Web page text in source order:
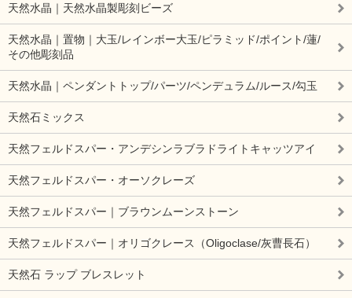
天然水晶｜天然水晶製彫刻ビーズ
天然水晶｜置物｜大玉/レインボー大玉/ピラミッド/ポイント/蓮/
その他彫刻品
天然水晶｜ペンダントトップ/パーツ/ペンデュラム/ルース/勾玉
天然石ミックス
天然フェルドスパー・アンデシンラブラドライトキャッツアイ
天然フェルドスパー・オーソクレーズ
天然フェルドスパー｜ブラウンムーンストーン
天然フェルドスパー｜オリゴクレース（Oligoclase/灰曹長石）
天然石 ラップ ブレスレット